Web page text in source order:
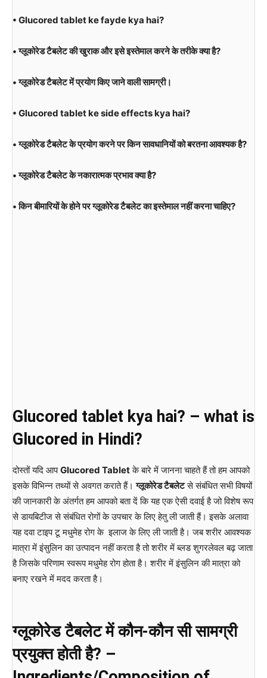
• Glucored tablet ke fayde kya hai?
• ग्लूकोरेड टैबलेट की खुराक और इसे इस्तेमाल करने के तरीके क्या है?
• ग्लूकोरेड टैबलेट में प्रयोग किए जाने वाली सामग्री।
• Glucored tablet ke side effects kya hai?
• ग्लूकोरेड टैबलेट के प्रयोग करने पर किन सावधानियों को बरतना आवश्यक है?
• ग्लूकोरेड टैबलेट के नकारात्मक प्रभाव क्या है?
• किन बीमारियों के होने पर ग्लूकोरेड टैबलेट का इस्तेमाल नहीं करना चाहिए?
Glucored tablet kya hai? – what is
Glucored in Hindi?
दोस्तों यदि आपGlucored Tabletके बारे में जानना चाहते हैं तो हम आपको
इसके विभिन्न तथ्यों से अवगत कराते हैं।ग्लूकोरेड टैबलेटसे संबंधित सभी विषयों
की जानकारी के अंतर्गत हम आपको बता दें कि यह एक ऐसी दवाई है जो विशेष रूप
से डायबिटीज से संबंधित रोगों के उपचार के लिए हेतु ली जाती हैं। इसके अलावा
यह दवा टाइप टू मधुमेह रोग के इलाज के लिए ली जाती है। जब शरीर आवश्यक
मात्रा में इंसुलिन का उत्पादन नहीं करता है तो शरीर में ब्लड शुगरलेवल बढ़ जाता
है जिसके परिणाम स्वरूप मधुमेह रोग होता है। शरीर में इंसुलिन की मात्रा को
बनाए रखने में मदद करता है।
ग्लूकोरेड टैबलेट में कौन-कौन सी सामग्री
प्रयुक्त होती है? –